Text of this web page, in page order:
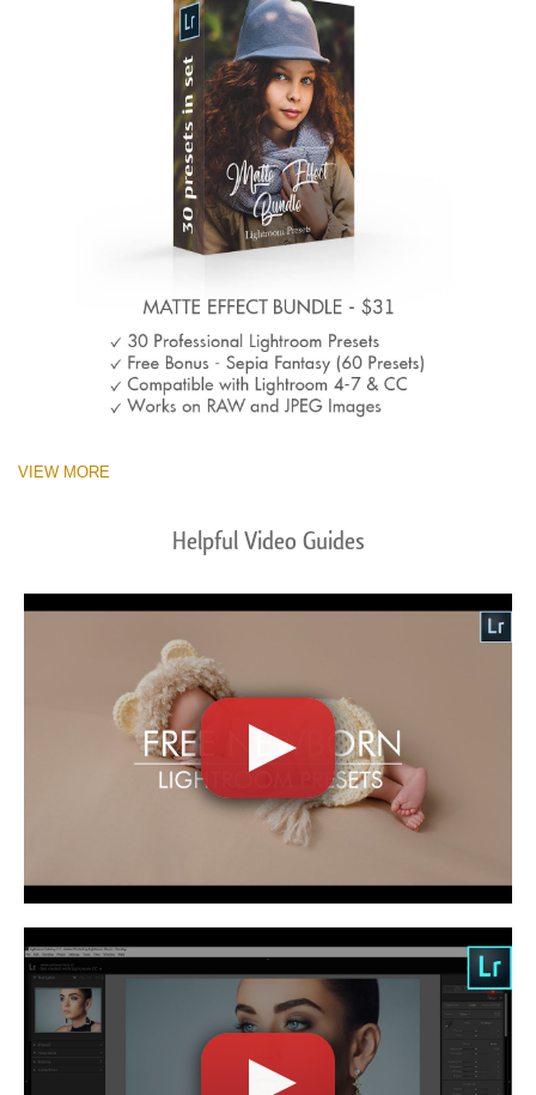
VIEW MORE
Helpful Video Guides